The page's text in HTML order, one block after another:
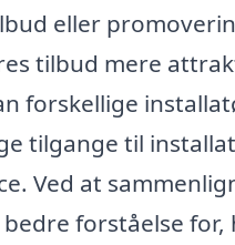
eller
tilbud mere
forskellige
tilgange til
Ved at
forståelse for,